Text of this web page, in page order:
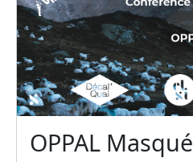
OPPAL Masqué